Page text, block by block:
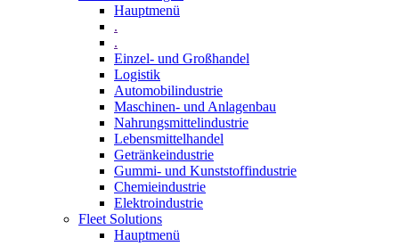
Hauptmenü
.
.
Einzel- und Großhandel
Logistik
Automobilindustrie
Maschinen- und Anlagenbau
Nahrungsmittelindustrie
Lebensmittelhandel
Getränkeindustrie
Gummi­- und Kunststoffindustrie
Chemieindustrie
Elektroindustrie
Fleet Solutions
Hauptmenü